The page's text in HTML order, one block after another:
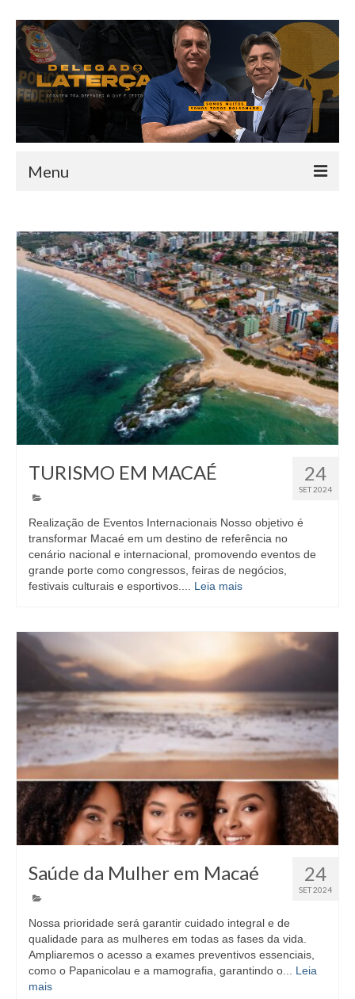
Menu
QUEM SOU
INFORMATIVO
EMENDAS
PROPOSTAS LEGISLATIVAS
TRANSPARÊNCIA
AGENDA 24
SET 2024
TURISMO EM MACAÉ
Realização de Eventos Internacionais Nosso objetivo é
transformar Macaé em um destino de referência no
cenário nacional e internacional, promovendo eventos de
grande porte como congressos, feiras de negócios,
festivais culturais e esportivos.... Leia mais
24
SET 2024
Saúde da Mulher em Macaé
Nossa prioridade será garantir cuidado integral e de
qualidade para as mulheres em todas as fases da vida.
Ampliaremos o acesso a exames preventivos essenciais,
como o Papanicolau e a mamografia, garantindo o... Leia
mais